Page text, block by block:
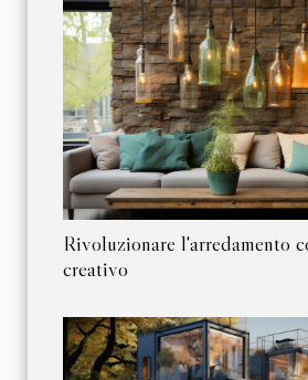
Rivoluzionare l'arredamento
creativo